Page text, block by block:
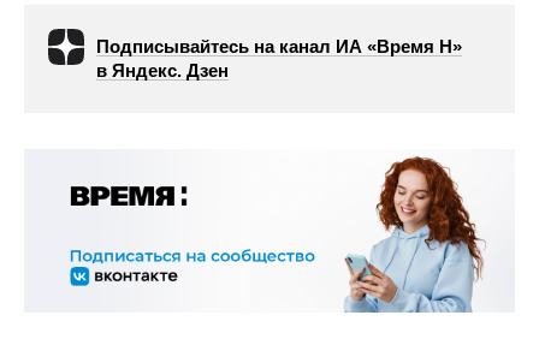
Подписывайтесь на канал ИА «Время Н»
в Яндекс. Дзен